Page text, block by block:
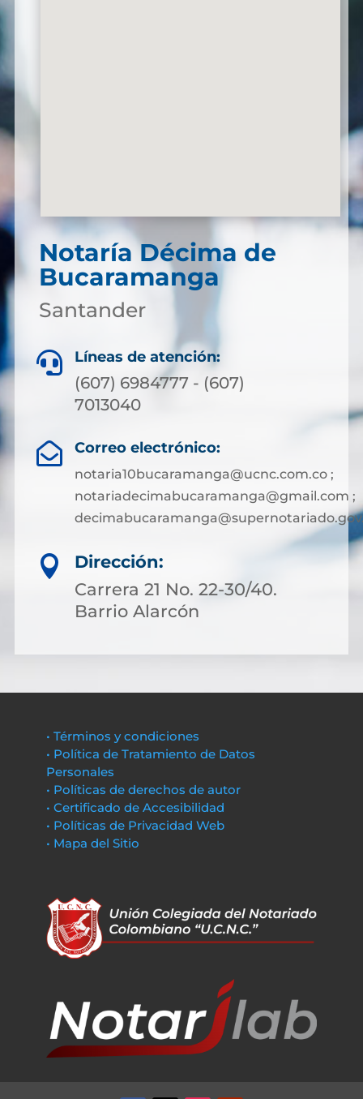
Notaría Décima de
Bucaramanga
Santander
 Líneas de atención:
(607) 6984777 - (607)
7013040
 Correo electrónico:
notaria10bucaramanga@ucnc.com.co ;
notariadecimabucaramanga@gmail.com ;

Dirección:
Carrera 21 No. 22-30/40.
Barrio Alarcón
• Términos y condiciones
• Política de Tratamiento de Datos
Personales
• Políticas de derechos de autor
• Certificado de Accesibilidad
• Políticas de Privacidad Web
• Mapa del Sitio